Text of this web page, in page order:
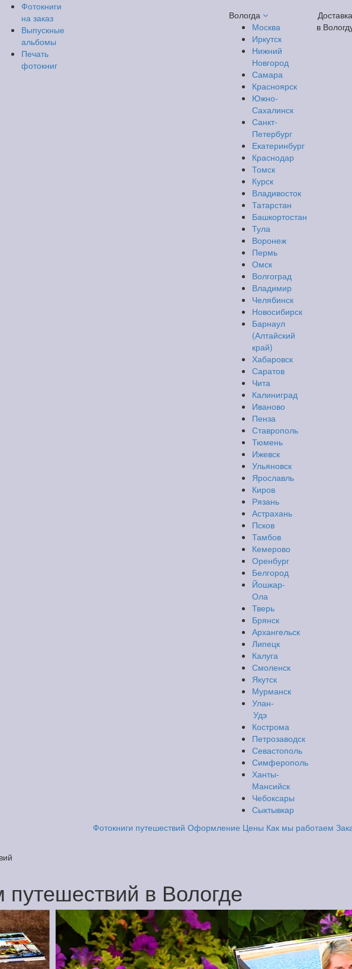
Фотокниги
на заказ
Выпускные
альбомы
Печать
фотокниг
Вологда
Москва
Иркутск
Нижний
Новгород
Самара
Красноярск
Южно-
Сахалинск
Санкт-
Петербург
Екатеринбург
Краснодар
Томск
Курск
Владивосток
Татарстан
Башкортостан
Тула
Воронеж
Пермь
Омск
Волгоград
Владимир
Челябинск
Новосибирск
Барнаул
(Алтайский
край)
Хабаровск
Саратов
Чита
Калиниград
Иваново
Пенза
Ставрополь
Тюмень
Ижевск
Ульяновск
Ярославль
Киров
Рязань
Астрахань
Псков
Тамбов
Кемерово
Оренбург
Белгород
Йошкар-
Ола
Тверь
Брянск
Архангельск
Липецк
Калуга
Смоленск
Якутск
Мурманск
Улан-
Удэ
Кострома
Петрозаводск
Севастополь
Симферополь
Ханты-
Мансийск
Чебоксары
Сыктывкар
Доставка
в
Фотокниги путешествий Оформление Цены Как мы работаем
в Вологде